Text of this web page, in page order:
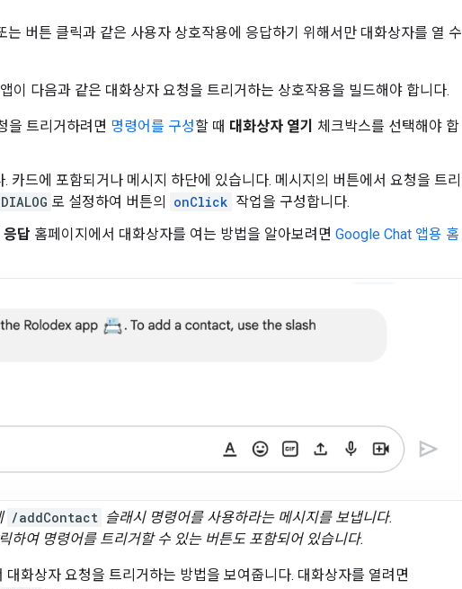
버튼 클릭과 같은 사용자 상호작용에 응답하기 위해서만 대화상자를 열 수
이 다음과 같은 대화상자 요청을 트리거하는 상호작용을 빌드해야 합니다.
을 트리거하려면 명령어를 구성할 때 대화상자 열기
체크박스를 선택해야 합
. 카드에 포함되거나 메시지 하단에 있습니다. 메시지의 버튼에서 요청을 트리
로 설정하여 버튼의 onClick 작업을 구성합니다.
답 홈페이지에서 대화상자를 여는 방법을 알아보려면 Google Chat 앱용 홈
/addContact 슬래시 명령어를 사용하라는 메시지를 보냅니다.
하여 명령어를 트리거할 수 있는 버튼도 포함되어 있습니다.
화상자 요청을 트리거하는 방법을 보여줍니다. 대화상자를 열려면